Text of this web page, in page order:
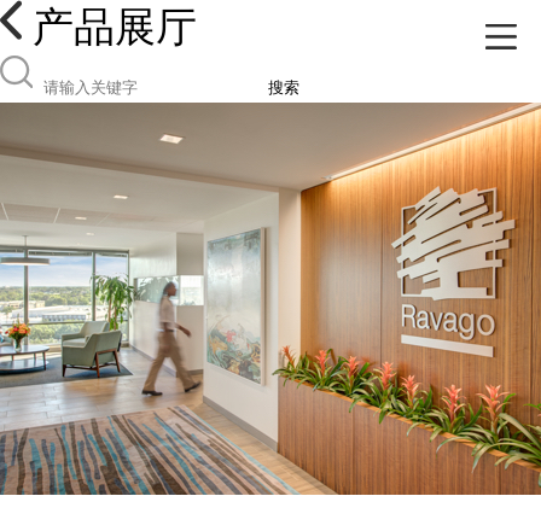
产品展厅
搜索